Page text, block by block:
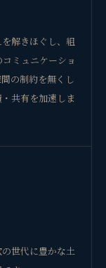
解きほぐし、組
ミュニケーショ
の制約を無くし
共有を加速しま
世代に豊かな土